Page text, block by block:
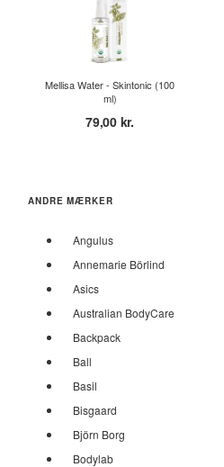
Mellisa Water - Skintonic (100
ml)
79,00 kr.
ANDRE MÆRKER
Angulus
Annemarie Börlind
Asics
Australian BodyCare
Backpack
Ball
Basil
Bisgaard
Björn Borg
Bodylab